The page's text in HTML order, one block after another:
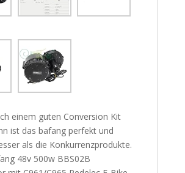
einem guten Conversion Kit
ist das bafang perfekt und
als die Konkurrenzprodukte.
48v 500w BBS02B